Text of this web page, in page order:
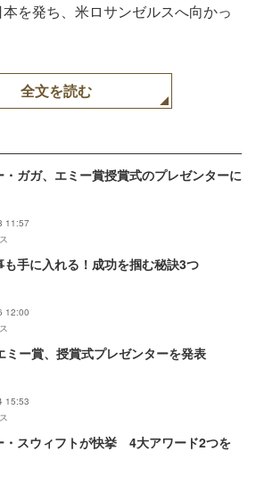
を発ち、米ロサンゼルスへ向かっ
全文を読む
・ガガ、エミー賞授賞式のプレゼンターに
11:57
も手に入れる！成功を掴む秘訣3つ
12:00
ミー賞、授賞式プレゼンターを発表
15:53
・スウィフトが快挙 4大アワード2つを